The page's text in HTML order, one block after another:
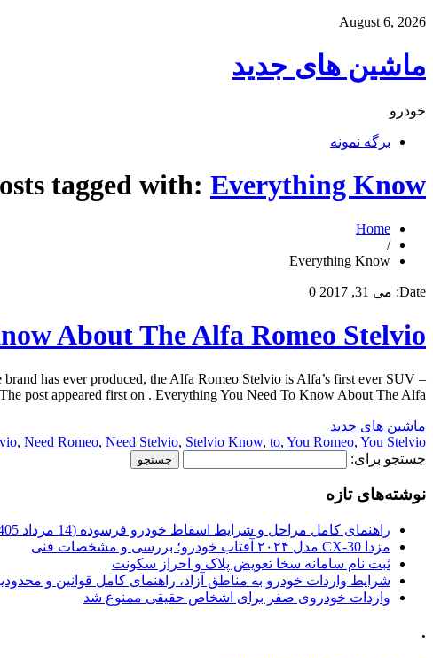
August 6, 2026
ماشین های جدید
خودرو
برگه نمونه
tagged with: Everything Know
Home
/
Everything Know
Date: می 31, 2017 0
About The Alfa Romeo Stelvio
has ever produced, the Alfa Romeo Stelvio is Alfa’s first ever SUV –
post appeared first on . Everything You Need To Know About The Alfa […]
ماشین های جدید
, Need Romeo, Need Stelvio, Stelvio Know, to, You Romeo, You Stelvio
جستجو برای:
نوشته‌های تازه
راهنمای کامل مراحل و شرایط اسقاط خودرو فرسوده (14 مرداد 1405)
مزدا CX-30 مدل ۲۰۲۴ آفتاب خودرو؛ بررسی و مشخصات فنی
ثبت نام سامانه سخا تعویض پلاک و احراز سکونت
شرایط واردات خودرو به مناطق آزاد، راهنمای کامل قوانین و
واردات خودروی صفر برای اشخاص حقیقی ممنوع شد
.